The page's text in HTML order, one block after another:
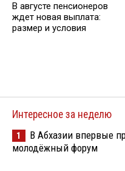
В августе пенсионеров
ждет новая выплата:
размер и условия
Интересное за неделю
1
В Абхазии впервые
молодёжный форум